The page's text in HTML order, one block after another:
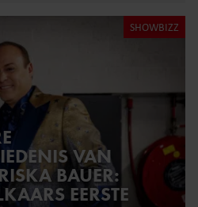
SHOWBIZZ
VAN
BAUER:
EERSTE